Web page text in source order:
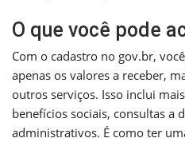
O que você pode
Com o cadastro no gov.br,
apenas os valores a receber,
outros serviços. Isso inclui
benefícios sociais, consultas a
administrativos. É como ter